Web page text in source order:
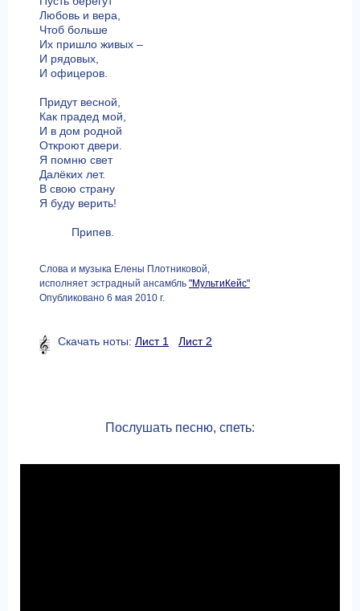
Любовь и вера,
Чтоб больше
Их пришло живых –
И рядовых,
И офицеров.
Придут весной,
Как прадед мой,
И в дом родной
Откроют двери.
Я помню свет
Далёких лет.
В свою страну
Я буду верить!
Припев.
Слова и музыка Елены Плотниковой,
исполняет эстрадный ансамбль "МультиКейс"
Опубликовано 6 мая 2010 г.
Скачать ноты: Лист 1 Лист 2
Послушать песню, спеть: